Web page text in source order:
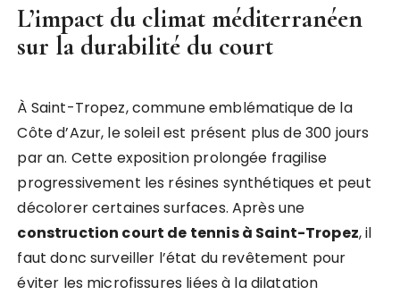
L’impact du climat méditerranéen
sur la durabilité du court
À Saint-Tropez, commune emblématique de la
Côte d’Azur, le soleil est présent plus de 300 jours
par an. Cette exposition prolongée fragilise
progressivement les résines synthétiques et peut
décolorer certaines surfaces. Après une
construction court de tennis à Saint-Tropez, il
faut donc surveiller l’état du revêtement pour
éviter les microfissures liées à la dilatation